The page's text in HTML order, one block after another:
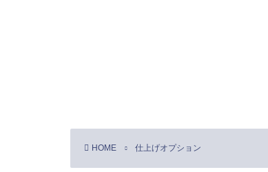
HOME 仕上げオプション